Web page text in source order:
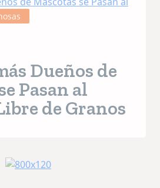
Dueños de
Pasan al
de Granos